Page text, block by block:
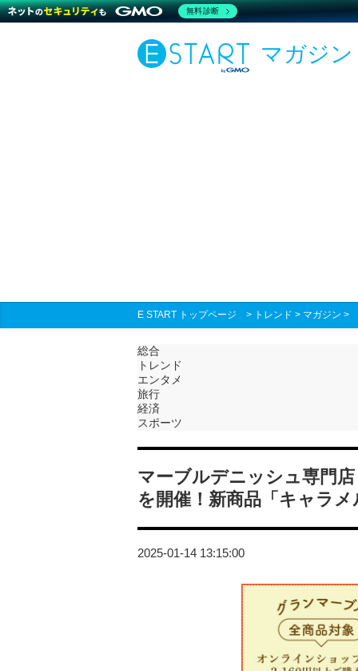
マガジン
E START トップページ > トレンド > マガジン >
総合
トレンド
エンタメ
旅行
経済
スポーツ
マーブルデニッシュ専門
を開催！新商品「キャラ
2025-01-14 13:15:00
無料診断